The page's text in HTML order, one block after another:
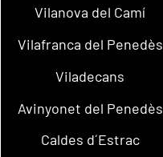
Vilanova del Camí
Vilafranca del Penedès
Viladecans
Avinyonet del Penedès
Caldes d´Estrac